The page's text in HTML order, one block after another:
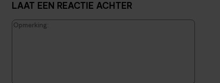
LAAT EEN REACTIE ACHTER